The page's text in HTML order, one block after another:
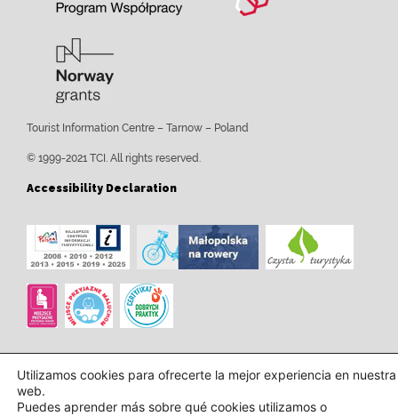
Tourist Information Centre – Tarnow – Poland
© 1999-2021 TCI. All rights reserved.
Accessibility Declaration
Utilizamos cookies para ofrecerte la mejor experiencia en nuestra
web.
Puedes aprender más sobre qué cookies utilizamos o